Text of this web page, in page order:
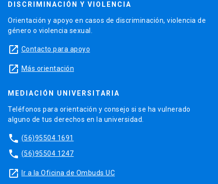
DISCRIMINACIÓN Y VIOLENCIA
Orientación y apoyo en casos de discriminación, violencia de
género o violencia sexual.
launch Contacto para apoyo
launch Más orientación
MEDIACIÓN UNIVERSITARIA
Teléfonos para orientación y consejo si se ha vulnerado
alguno de tus derechos en la universidad.
phone (56)95504 1691
phone (56)95504 1247
launch Ir a la Oficina de Ombuds UC